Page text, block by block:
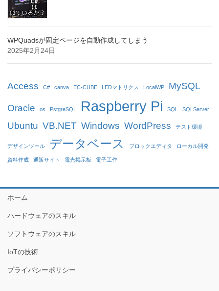
WPQuadsが固定ページを自動作成してしまう
2025年2月24日
Access C# canva EC-CUBE LEDマトリクス LocalWP MySQL
Oracle os PstgreSQL Raspberry Pi SQL SQLServer
Ubuntu VB.NET Windows WordPress テスト環境
デザインツール データベース ブロックエディタ ローカル開発
資料作成 通販サイト 電光掲示板 電子工作
ホーム
ハードウェアのスキル
ソフトウェアのスキル
IoTの技術
プライバシーポリシー